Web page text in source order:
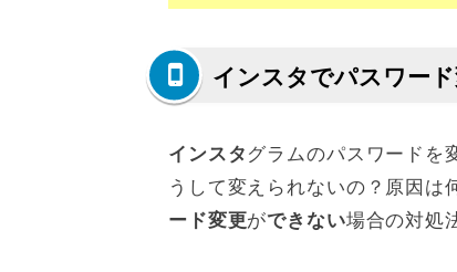
インスタでパスワー
インスタグラムのパスワードを
うして変えられないの？原因
ード変更ができない場合の対処